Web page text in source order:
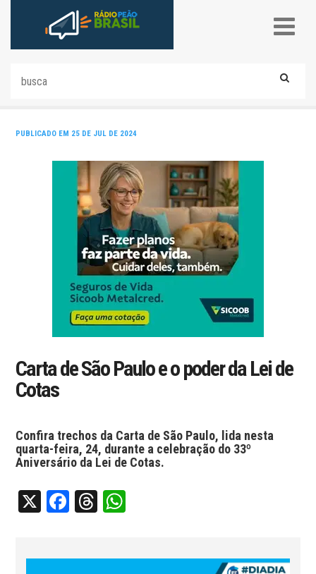
PUBLICADO EM 25 DE JUL DE 2024
Carta de São Paulo e o poder da Lei de
Cotas
Confira trechos da Carta de São Paulo, lida nesta
quarta-feira, 24, durante a celebração do 33º
Aniversário da Lei de Cotas.
X Facebook
Threads